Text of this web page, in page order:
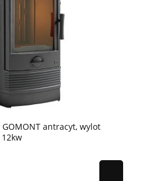
antracyt, wylot